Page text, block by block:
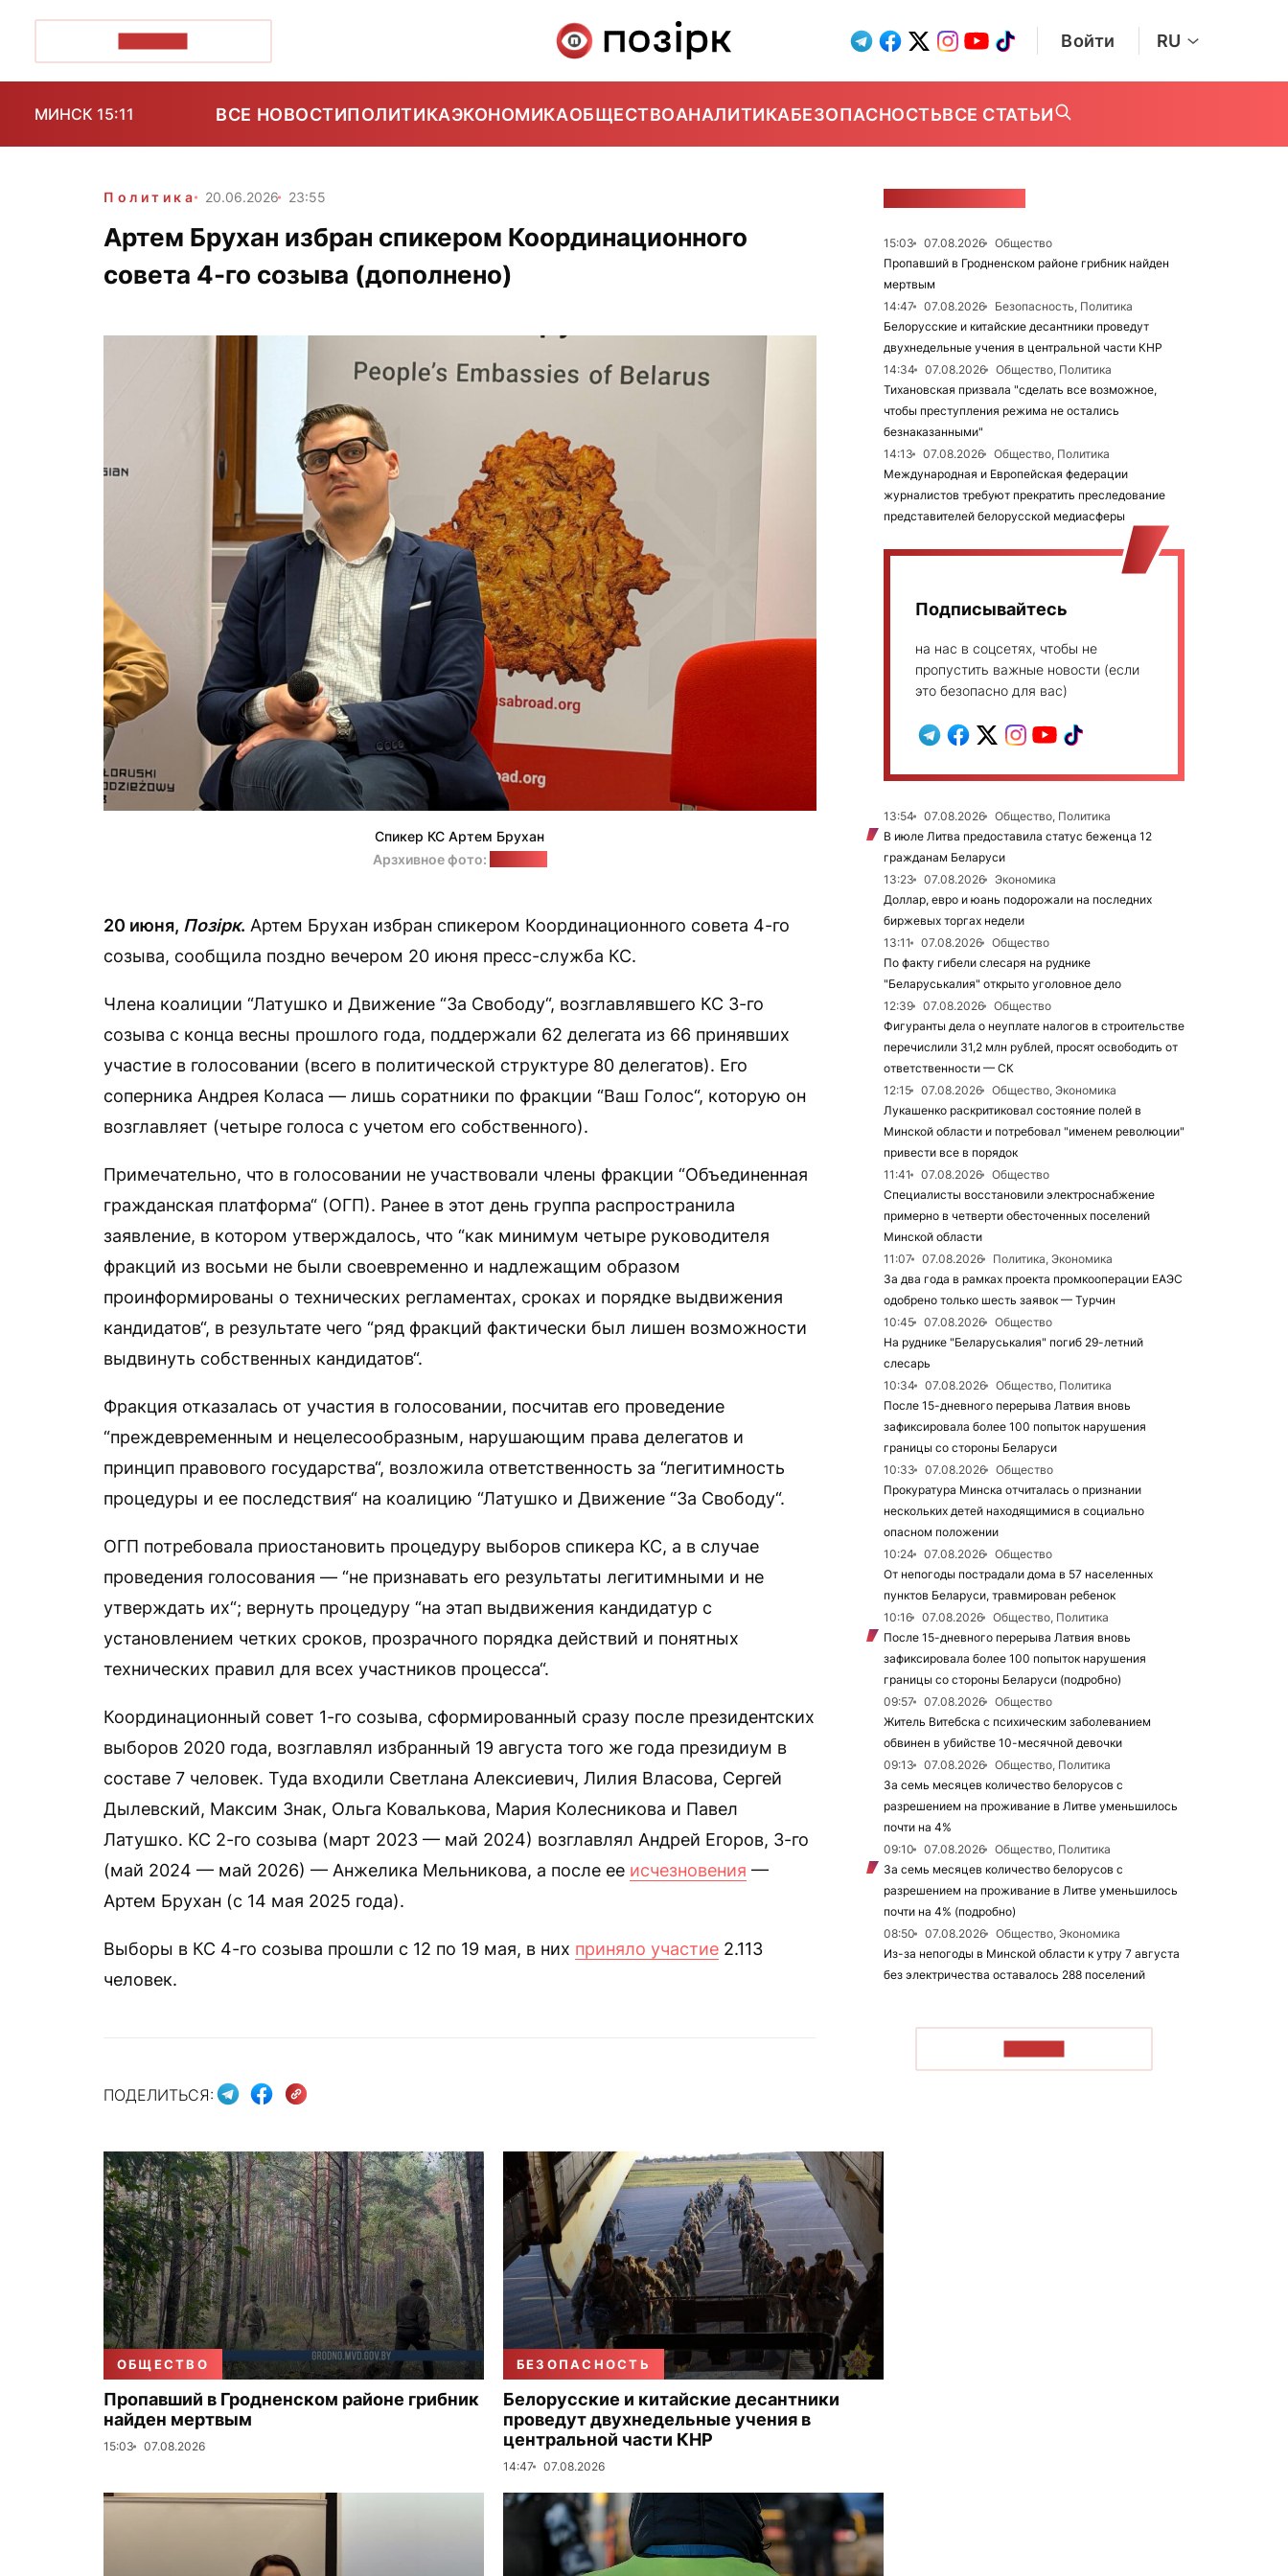
Войти RU
МИНСК 15:11 ВСЕ НОВОСТИПОЛИТИКАЭКОНОМИКАОБЩЕСТВОАНАЛИТИКАБЕЗОПАСНОСТЬВСЕ СТАТЬИ
Политика 20.06.2026 23:55
Артем Брухан избран спикером Координационного
совета 4-го созыва (дополнено)
Спикер КС Артем Брухан
Арзхивное фото:
20 июня, Позірк. Артем Брухан избран спикером Координационного совета 4-го
созыва, сообщила поздно вечером 20 июня пресс-служба КС.
Члена коалиции “Латушко и Движение “За Свободу“, возглавлявшего КС 3-го
созыва с конца весны прошлого года, поддержали 62 делегата из 66 принявших
участие в голосовании (всего в политической структуре 80 делегатов). Его
соперника Андрея Коласа — лишь соратники по фракции “Ваш Голос“, которую он
возглавляет (четыре голоса с учетом его собственного).
Примечательно, что в голосовании не участвовали члены фракции “Объединенная
гражданская платформа“ (ОГП). Ранее в этот день группа распространила
заявление, в котором утверждалось, что “как минимум четыре руководителя
фракций из восьми не были своевременно и надлежащим образом
проинформированы о технических регламентах, сроках и порядке выдвижения
кандидатов“, в результате чего “ряд фракций фактически был лишен возможности
выдвинуть собственных кандидатов“.
Фракция отказалась от участия в голосовании, посчитав его проведение
“преждевременным и нецелесообразным, нарушающим права делегатов и
принцип правового государства“, возложила ответственность за “легитимность
процедуры и ее последствия“ на коалицию “Латушко и Движение “За Свободу“.
ОГП потребовала приостановить процедуру выборов спикера КС, а в случае
проведения голосования — “не признавать его результаты легитимными и не
утверждать их“; вернуть процедуру “на этап выдвижения кандидатур с
установлением четких сроков, прозрачного порядка действий и понятных
технических правил для всех участников процесса“.
Координационный совет 1-го созыва, сформированный сразу после президентских
выборов 2020 года, возглавлял избранный 19 августа того же года президиум в
составе 7 человек. Туда входили Светлана Алексиевич, Лилия Власова, Сергей
Дылевский, Максим Знак, Ольга Ковалькова, Мария Колесникова и Павел
Латушко. КС 2-го созыва (март 2023 — май 2024) возглавлял Андрей Егоров, 3-го
(май 2024 — май 2026) — Анжелика Мельникова, а после ее исчезновения —
Артем Брухан (с 14 мая 2025 года).
Выборы в КС 4-го созыва прошли с 12 по 19 мая, в них приняло участие 2.113
человек.
ПОДЕЛИТЬСЯ:
ОБЩЕСТВО
Пропавший в Гродненском районе грибник
найден мертвым
15:03 07.08.2026
БЕЗОПАСНОСТЬ
Белорусские и китайские десантники
проведут двухнедельные учения в
центральной части КНР
14:47 07.08.2026
15:03 07.08.2026
Общество
Пропавший в Гродненском районе грибник найден
мертвым
14:47
07.08.2026
Безопасность, Политика
Белорусские и китайские десантники проведут
двухнедельные учения в центральной части КНР
14:34
07.08.2026
Общество, Политика
Тихановская призвала "сделать все возможное,
чтобы преступления режима не остались
безнаказанными"
14:13
07.08.2026
Общество, Политика
Международная и Европейская федерации
журналистов требуют прекратить преследование
представителей белорусской медиасферы
Подписывайтесь
на нас в соцсетях, чтобы не
пропустить важные новости (если
это безопасно для вас)
13:54 07.08.2026
Общество, Политика
В июле Литва предоставила статус беженца 12
гражданам Беларуси
13:23
07.08.2026
Экономика
Доллар, евро и юань подорожали на последних
биржевых торгах недели
13:11
07.08.2026
Общество
По факту гибели слесаря на руднике
"Беларуськалия" открыто уголовное дело
12:39
07.08.2026
Общество
Фигуранты дела о неуплате налогов в строительстве
перечислили 31,2 млн рублей, просят освободить от
ответственности — СК
12:15
07.08.2026
Общество, Экономика
Лукашенко раскритиковал состояние полей в
Минской области и потребовал "именем революции"
привести все в порядок
11:41
07.08.2026
Общество
Специалисты восстановили электроснабжение
примерно в четверти обесточенных поселений
Минской области
11:07
07.08.2026
Политика, Экономика
За два года в рамках проекта промкооперации ЕАЭС
одобрено только шесть заявок — Турчин
10:45
07.08.2026
Общество
На руднике "Беларуськалия" погиб 29-летний
слесарь
10:34
07.08.2026
Общество, Политика
После 15-дневного перерыва Латвия вновь
зафиксировала более 100 попыток нарушения
границы со стороны Беларуси
10:33
07.08.2026
Общество
Прокуратура Минска отчиталась о признании
нескольких детей находящимися в социально
опасном положении
10:24
07.08.2026
Общество
От непогоды пострадали дома в 57 населенных
пунктов Беларуси, травмирован ребенок
10:16
07.08.2026
Общество, Политика
После 15-дневного перерыва Латвия вновь
зафиксировала более 100 попыток нарушения
границы со стороны Беларуси (подробно)
09:57
07.08.2026
Общество
Житель Витебска с психическим заболеванием
обвинен в убийстве 10-месячной девочки
09:13
07.08.2026
Общество, Политика
За семь месяцев количество белорусов с
разрешением на проживание в Литве уменьшилось
почти на 4%
09:10
07.08.2026
Общество, Политика
За семь месяцев количество белорусов с
разрешением на проживание в Литве уменьшилось
почти на 4% (подробно)
08:50
07.08.2026
Общество, Экономика
Из-за непогоды в Минской области к утру 7 августа
без электричества оставалось 288 поселений